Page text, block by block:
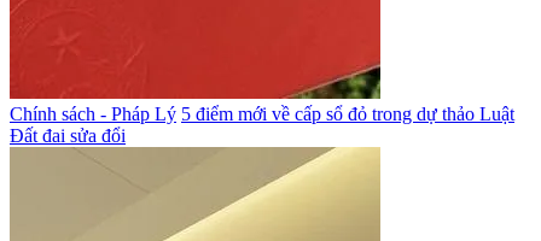
Chính sách - Pháp Lý 5 điểm mới về cấp sổ đỏ trong dự thảo Luật
Đất đai sửa đổi